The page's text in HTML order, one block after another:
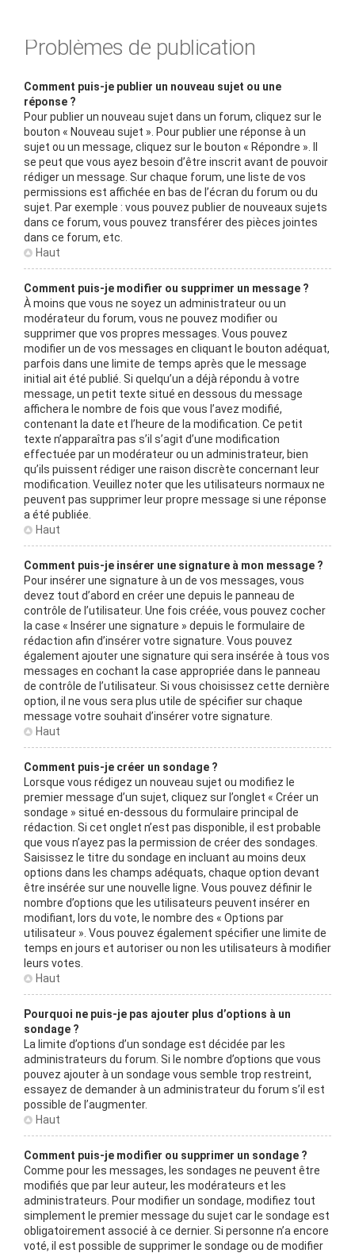
Problèmes de publication
Comment puis-je publier un nouveau sujet ou une
réponse ?
Pour publier un nouveau sujet dans un forum, cliquez sur le
bouton « Nouveau sujet ». Pour publier une réponse à un
sujet ou un message, cliquez sur le bouton « Répondre ». Il
se peut que vous ayez besoin d’être inscrit avant de pouvoir
rédiger un message. Sur chaque forum, une liste de vos
permissions est affichée en bas de l’écran du forum ou du
sujet. Par exemple : vous pouvez publier de nouveaux sujets
dans ce forum, vous pouvez transférer des pièces jointes
dans ce forum, etc.
Haut
Comment puis-je modifier ou supprimer un message ?
À moins que vous ne soyez un administrateur ou un
modérateur du forum, vous ne pouvez modifier ou
supprimer que vos propres messages. Vous pouvez
modifier un de vos messages en cliquant le bouton adéquat,
parfois dans une limite de temps après que le message
initial ait été publié. Si quelqu’un a déjà répondu à votre
message, un petit texte situé en dessous du message
affichera le nombre de fois que vous l’avez modifié,
contenant la date et l’heure de la modification. Ce petit
texte n’apparaîtra pas s’il s’agit d’une modification
effectuée par un modérateur ou un administrateur, bien
qu’ils puissent rédiger une raison discrète concernant leur
modification. Veuillez noter que les utilisateurs normaux ne
peuvent pas supprimer leur propre message si une réponse
a été publiée.
Haut
Comment puis-je insérer une signature à mon message ?
Pour insérer une signature à un de vos messages, vous
devez tout d’abord en créer une depuis le panneau de
contrôle de l’utilisateur. Une fois créée, vous pouvez cocher
la case « Insérer une signature » depuis le formulaire de
rédaction afin d’insérer votre signature. Vous pouvez
également ajouter une signature qui sera insérée à tous vos
messages en cochant la case appropriée dans le panneau
de contrôle de l’utilisateur. Si vous choisissez cette dernière
option, il ne vous sera plus utile de spécifier sur chaque
message votre souhait d’insérer votre signature.
Haut
Comment puis-je créer un sondage ?
Lorsque vous rédigez un nouveau sujet ou modifiez le
premier message d’un sujet, cliquez sur l’onglet « Créer un
sondage » situé en-dessous du formulaire principal de
rédaction. Si cet onglet n’est pas disponible, il est probable
que vous n’ayez pas la permission de créer des sondages.
Saisissez le titre du sondage en incluant au moins deux
options dans les champs adéquats, chaque option devant
être insérée sur une nouvelle ligne. Vous pouvez définir le
nombre d’options que les utilisateurs peuvent insérer en
modifiant, lors du vote, le nombre des « Options par
utilisateur ». Vous pouvez également spécifier une limite de
temps en jours et autoriser ou non les utilisateurs à modifier
leurs votes.
Haut
Pourquoi ne puis-je pas ajouter plus d’options à un
sondage ?
La limite d’options d’un sondage est décidée par les
administrateurs du forum. Si le nombre d’options que vous
pouvez ajouter à un sondage vous semble trop restreint,
essayez de demander à un administrateur du forum s’il est
possible de l’augmenter.
Haut
Comment puis-je modifier ou supprimer un sondage ?
Comme pour les messages, les sondages ne peuvent être
modifiés que par leur auteur, les modérateurs et les
administrateurs. Pour modifier un sondage, modifiez tout
simplement le premier message du sujet car le sondage est
obligatoirement associé à ce dernier. Si personne n’a encore
voté, il est possible de supprimer le sondage ou de modifier